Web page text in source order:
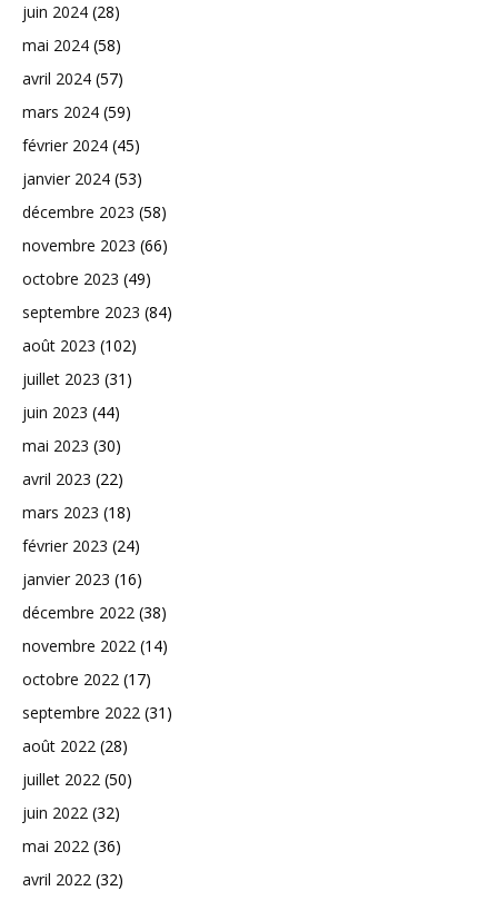
juin 2024 (28)
mai 2024 (58)
avril 2024 (57)
mars 2024 (59)
février 2024 (45)
janvier 2024 (53)
décembre 2023 (58)
novembre 2023 (66)
octobre 2023 (49)
septembre 2023 (84)
août 2023 (102)
juillet 2023 (31)
juin 2023 (44)
mai 2023 (30)
avril 2023 (22)
mars 2023 (18)
février 2023 (24)
janvier 2023 (16)
décembre 2022 (38)
novembre 2022 (14)
octobre 2022 (17)
septembre 2022 (31)
août 2022 (28)
juillet 2022 (50)
juin 2022 (32)
mai 2022 (36)
avril 2022 (32)